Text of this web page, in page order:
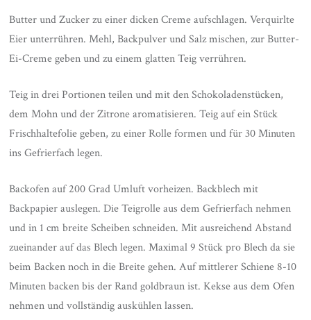
Butter und Zucker zu einer dicken Creme aufschlagen. Verquirlte
Eier unterrühren. Mehl, Backpulver und Salz mischen, zur Butter-
Ei-Creme geben und zu einem glatten Teig verrühren.
Teig in drei Portionen teilen und mit den Schokoladenstücken,
dem Mohn und der Zitrone aromatisieren. Teig auf ein Stück
Frischhaltefolie geben, zu einer Rolle formen und für 30 Minuten
ins Gefrierfach legen.
Backofen auf 200 Grad Umluft vorheizen. Backblech mit
Backpapier auslegen. Die Teigrolle aus dem Gefrierfach nehmen
und in 1 cm breite Scheiben schneiden. Mit ausreichend Abstand
zueinander auf das Blech legen. Maximal 9 Stück pro Blech da sie
beim Backen noch in die Breite gehen. Auf mittlerer Schiene 8-10
Minuten backen bis der Rand goldbraun ist. Kekse aus dem Ofen
nehmen und vollständig auskühlen lassen.